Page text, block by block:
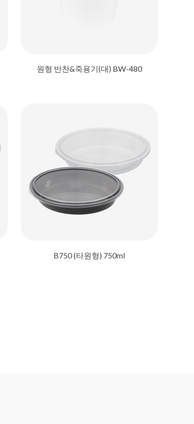
원형 반찬&죽용기(대) BW-480
B750 (타원형) 750ml